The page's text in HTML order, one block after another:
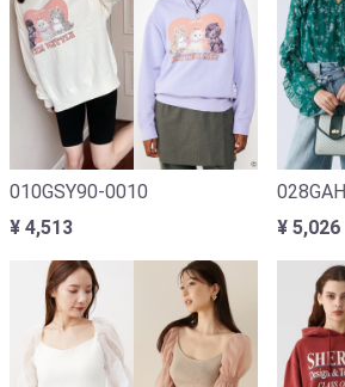
010GSY90-0010
¥ 4,513
¥ 5,026